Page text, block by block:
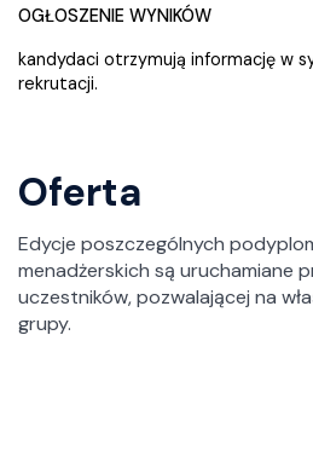
OGŁOSZENIE WYNIKÓW
kandydaci otrzymują informację w
rekrutacji.
Oferta
Edycje poszczególnych
menadżerskich są uruchamiane
uczestników, pozwalającej na
grupy.